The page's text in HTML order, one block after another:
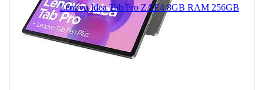
Lenovo Idea Tab Pro ZAE4 8GB RAM 256GB